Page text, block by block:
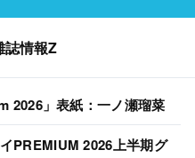
誌情報Z
2026」表紙：一ノ瀬瑠菜
PREMIUM 2026上半期グ